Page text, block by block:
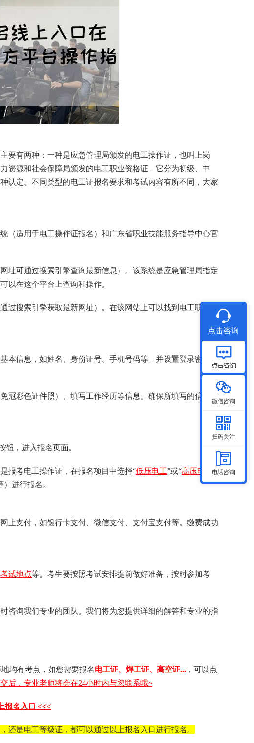
要有两种：一种是应急管理局颁发的电工操作证，也叫上岗
资源和社会保障局颁发的电工职业资格证，它分为初级、中
认定。不同类型的电工证报名要求和考试内容有所不同，大家
（适用于电工操作证报名）和广东省职业技能服务指导中心官
址可通过搜索引擎查询最新信息）。该系统是应急管理局指定
以在这个平台上查询和操作。
过搜索引擎获取最新网址）。在该网站上可以找到电工职业资
本信息，如姓名、身份证号、手机号码等，并设置登录密码。
冠彩色证件照）、填写工作经历等信息。确保所填写的信息真
钮，进入报名页面。
报考电工操作证，在报名项目中选择“低压电工”或“高压电
进行报名。
上支付，如银行卡支付、微信支付、支付宝支付等。缴费成功
考试地点等。考生要按照考试安排提前做好准备，按时参加考
咨询我们专业的团队。我们将为您提供详细的解答和专业的指
均有考点，如您需要 报名电工证 、 焊工证 、 高空证... ，可以点
后，专业老师将会在24小时内与您联系哦~
报名入口 <<<
还是电工等级证，都可以通过以上报名入口进行报名。
点击咨询
微信咨询
扫码关注
电话咨询